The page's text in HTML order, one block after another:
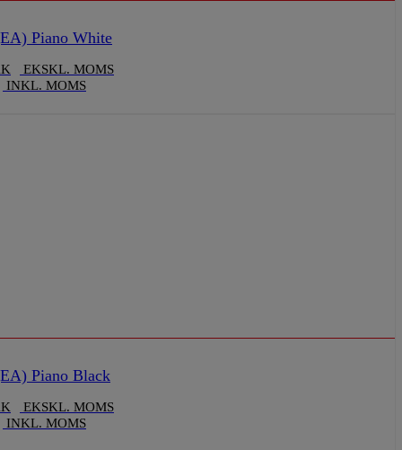
Piano White
EKSKL. MOMS
INKL. MOMS
Piano Black
EKSKL. MOMS
INKL. MOMS